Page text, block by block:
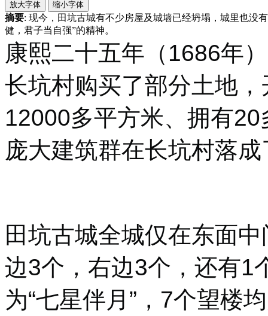
摘要: 现今，田坑古城有不少房屋及城墙已经坍塌，城里也没
健，君子当自强”的精神。
康熙二十五年（1686年
长坑村购买了部分土地
12000多平方米、拥有
庞大建筑群在长坑村落
田坑古城全城仅在东面
边3个，右边3个，还有1
为“七星伴月”，7个望楼